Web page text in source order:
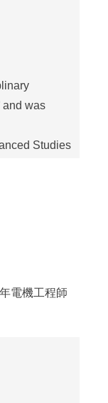
and was
Studies
電機工程師